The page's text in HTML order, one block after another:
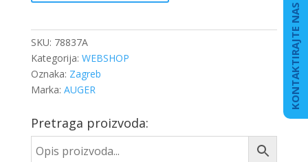
MAN
količina
SKU: 78837A
Kategorija: WEBSHOP
Oznaka: Zagreb
Marka: AUGER
Pretraga proizvoda:
KONTAKTIRAJTE NAS